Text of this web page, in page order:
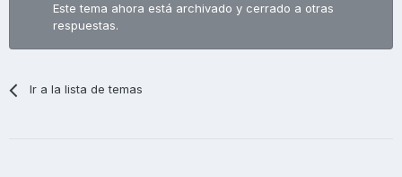
Este tema ahora está archivado y cerrado a otras
respuestas.
Ir a la lista de temas